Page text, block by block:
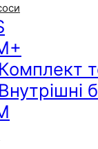
Комплект
Внутрішні